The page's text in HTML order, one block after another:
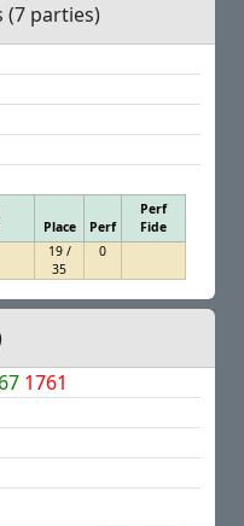
(7 parties)
Place Perf
Perf
Fide
19 /
35
0
1761